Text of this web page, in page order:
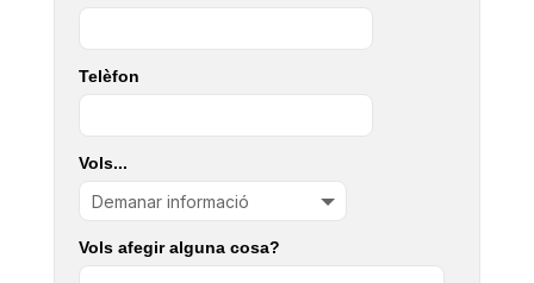
Telèfon
Vols...
Vols afegir alguna cosa?